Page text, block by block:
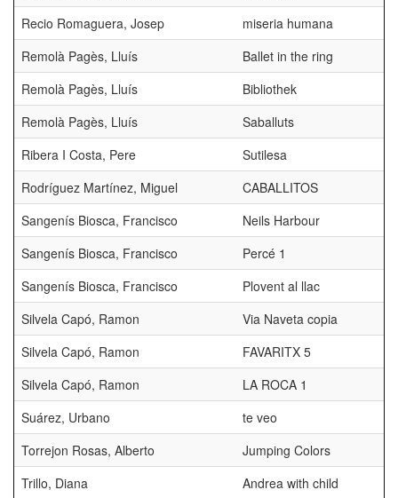
Recio Romaguera, Josep
miseria humana
Remolà Pagès, Lluís
Ballet in the ring
Remolà Pagès, Lluís
Bibliothek
Remolà Pagès, Lluís
Saballuts
Ribera I Costa, Pere
Sutilesa
Rodríguez Martínez, Miguel
CABALLITOS
Sangenís Biosca, Francisco
Neils Harbour
Sangenís Biosca, Francisco
Percé 1
Sangenís Biosca, Francisco
Plovent al llac
Silvela Capó, Ramon
Via Naveta copia
Silvela Capó, Ramon
FAVARITX 5
Silvela Capó, Ramon
LA ROCA 1
Suárez, Urbano
te veo
Torrejon Rosas, Alberto
Jumping Colors
Trillo, Diana
Andrea with child